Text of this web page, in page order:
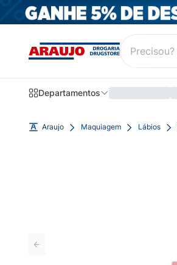
Departamentos
Araujo Maquiagem Lábios